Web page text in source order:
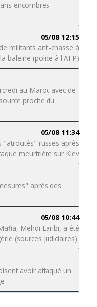
encombres
05/08 12:15
militants anti-chasse à
la baleine (police à l'AFP)
au Maroc avec de
proche du
05/08 11:34
"atrocités" russes après
meurtrière sur Kiev
après des
05/08 10:44
Mehdi Laribi, a été
(sources judiciaires)
avoir attaqué un